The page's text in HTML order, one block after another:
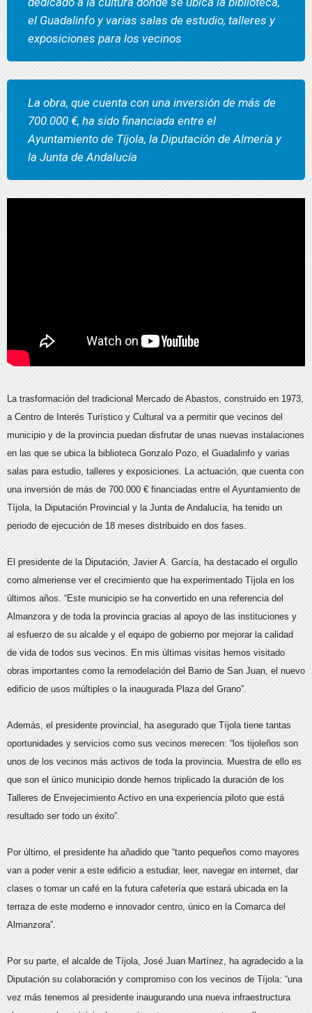
el Guadalinfo y varias salas de estudio, talleres y
exposiciones para los vecinos
La obra, que cuenta con una inversión de más de
700.000 €, ha sido financiada entre el
Ayuntamiento de Tíjola, la Diputación de Almería y
la Junta de Andalucía
La trasformación del tradicional Mercado de Abastos, construido en 1973,
a Centro de Interés Turístico y Cultural va a permitir que vecinos del
municipio y de la provincia puedan disfrutar de unas nuevas instalaciones
en las que se ubica la biblioteca Gonzalo Pozo, el Guadalinfo y varias
salas para estudio, talleres y exposiciones. La actuación, que cuenta con
una inversión de más de 700.000 € financiadas entre el Ayuntamiento de
Tíjola, la Diputación Provincial y la Junta de Andalucía, ha tenido un
periodo de ejecución de 18 meses distribuido en dos fases.
El presidente de la Diputación, Javier A. García, ha destacado el orgullo
como almeriense ver el crecimiento que ha experimentado Tíjola en los
últimos años. “Este municipio se ha convertido en una referencia del
Almanzora y de toda la provincia gracias al apoyo de las instituciones y
al esfuerzo de su alcalde y el equipo de gobierno por mejorar la calidad
de vida de todos sus vecinos. En mis últimas visitas hemos visitado
obras importantes como la remodelación del Barrio de San Juan, el nuevo
edificio de usos múltiples o la inaugurada Plaza del Grano”.
Además, el presidente provincial, ha asegurado que Tíjola tiene tantas
oportunidades y servicios como sus vecinos merecen: “los tijoleños son
unos de los vecinos más activos de toda la provincia. Muestra de ello es
que son el único municipio donde hemos triplicado la duración de los
Talleres de Envejecimiento Activo en una experiencia piloto que está
resultado ser todo un éxito”.
Por último, el presidente ha añadido que “tanto pequeños como mayores
van a poder venir a este edificio a estudiar, leer, navegar en internet, dar
clases o tomar un café en la futura cafetería que estará ubicada en la
terraza de este moderno e innovador centro, único en la Comarca del
Almanzora”.
Por su parte, el alcalde de Tíjola, José Juan Martínez, ha agradecido a la
Diputación su colaboración y compromiso con los vecinos de Tíjola: “una
vez más tenemos al presidente inaugurando una nueva infraestructura